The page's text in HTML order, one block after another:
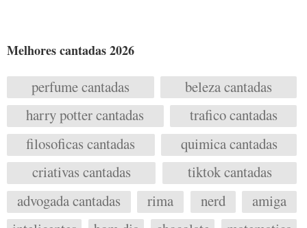
Melhores cantadas 2026
perfume cantadas
beleza cantadas
harry potter cantadas
trafico cantadas
filosoficas cantadas
quimica cantadas
criativas cantadas
tiktok cantadas
advogada cantadas
rima nerd
amiga